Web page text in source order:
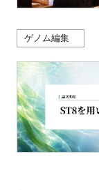
ゲノム編集